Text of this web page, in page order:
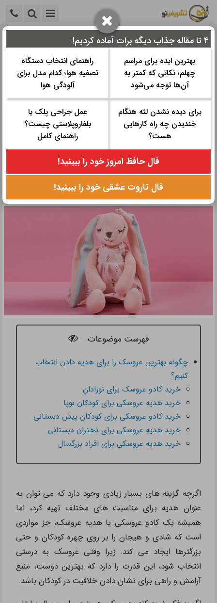
خانه >جشن تولد و دورهمی>هدیه تولد>
خرید هدیه عروسک
تاریخ نگارش: ۹ شهریور ۱۴۰۲ - ۱۲:۵۴
تعداد رای‌دهندگان:
۵
اگر به فکر خرید کادو عروسکی هستید و این سوال برایتان ایجاد شده
که چگونه بهترین هدیه عروسکی را انتخاب کنیم و یا از کجا بهترین و
زیباترین مدل های عروسک را برای کودکان یا بزرگسالان تهیه کنیم، حتما
در ادامه این بخش از تشریفینو با ما همراه بمانید
فهرست موضوعات
چگونه بهترین عروسک را برای هدیه دادن انتخاب
کنیم؟
خرید کادو عروسک برای نوزادان
خرید هدیه عروسکی برای کودکان نوپا
خرید کادو عروسکی برای کودکان پیش دبستانی
خرید هدیه عروسکی برای دختران دبستانی
خرید هدیه عروسکی برای افراد بزرگسال
اگرچه گزینه های بسیار زیادی وجود دارد که می توان به
عنوان هدیه برای مناسبت های مختلف تهیه کرد، اما
همیشه یک کادو عروسکی یا هدیه عروسک، جز مواردی
است که شادی و هیجان را بر روی چهره کودکان و حتی
بزرگترها ایجاد می کند. زیرا وقتی عروسک به درستی
انتخاب شود، این قدرت را دارد که بهترین دوست، منبع
آرامش و راهی برای نشان دادن خلاقیت در کودکان باشد.
۴ تا مقاله جذاب دیگه برات آماده کردیم!
بهترین ایده برای مراسم
چهلم؛ نکاتی که کمتر به
آن‌ها توجه می‌شود
راهنمای انتخاب دستگاه
تصفیه هوا؛ کدام مدل برای
آلودگی هوا
برای دیده نشدن لثه هنگام
خندیدن چه راه کارهایی
هست؟
عمل جراحی پلک یا
بلفاروپلاستی چیست؟
راهنمای کامل
فال حافظ امروز خود را ببینید!
فال تاروت عشقی خود را ببینید!